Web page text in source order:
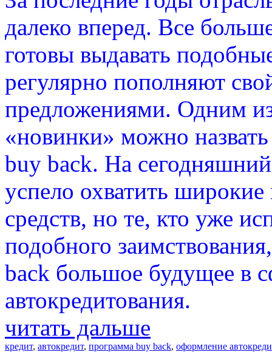
далеко вперед. Все
готовы выдавать
регулярно пополняют
предложениями. Одним
«новинки» можно
buy back. На
успело охватить
средств, но те, кто уже
подобного
back большое будущее в
автокредитования.
читать дальше
кредит, автокредит, программа buy back, оформление